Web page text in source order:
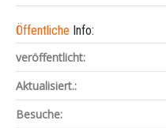
Öffentliche Info:
veröffentlicht:
Aktualisiert.:
Besuche: